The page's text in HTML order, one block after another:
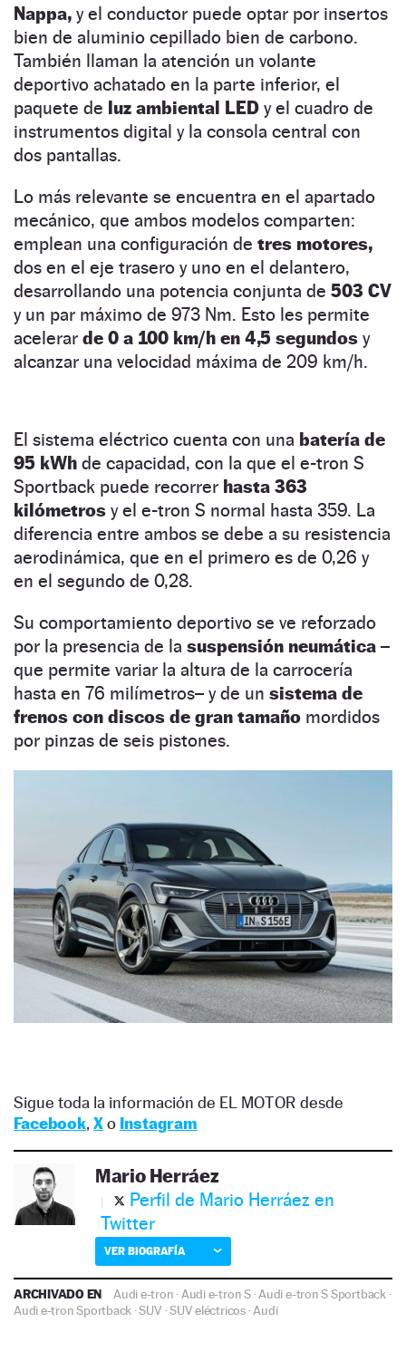
Nappa, y el conductor puede optar por insertos
bien de aluminio cepillado bien de carbono.
También llaman la atención un volante
deportivo achatado en la parte inferior, el
paquete de luz ambiental LED y el cuadro de
instrumentos digital y la consola central con
dos pantallas.
Lo más relevante se encuentra en el apartado
mecánico, que ambos modelos comparten:
emplean una configuración de tres motores,
dos en el eje trasero y uno en el delantero,
desarrollando una potencia conjunta de 503 CV
y un par máximo de 973 Nm. Esto les permite
acelerar de 0 a 100 km/h en 4,5 segundos y
alcanzar una velocidad máxima de 209 km/h.
El sistema eléctrico cuenta con una batería de
95 kWh de capacidad, con la que el e-tron S
Sportback puede recorrer hasta 363
kilómetros y el e-tron S normal hasta 359. La
diferencia entre ambos se debe a su resistencia
aerodinámica, que en el primero es de 0,26 y
en el segundo de 0,28.
Su comportamiento deportivo se ve reforzado
por la presencia de la suspensión neumática –
que permite variar la altura de la carrocería
hasta en 76 milímetros– y de un sistema de
frenos con discos de gran tamaño mordidos
por pinzas de seis pistones.
Sigue toda la información de EL MOTOR desde
Facebook, Xo Instagram
Mario Herráez
Perfil de Mario Herráez en
Twitter
VER BIOGRAFÍA
ARCHIVADO EN Audi e-tron · Audi e-tron S·Audi e-tron S Sportback ·
Audi e-tron Sportback ·SUV ·SUV eléctricos·Audi